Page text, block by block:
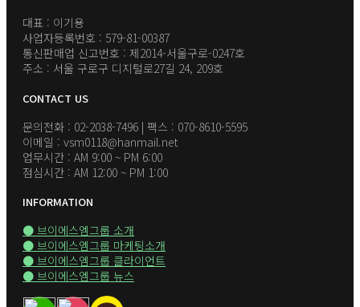
대표 : 이기용
사업자등록번호 : 579-81-00387
통신판매업 신고번호 : 제2014-서울구로-0247호
주소 : 서울 구로구 디지털로27길 24, 209호
CONTACT US
문의전화 : 02-2038-7496 | 팩스 : 070-8610-5595
이메일 : vsm0118@hanmail.net
업무시간 : AM 9:00 ~ PM 6:00
점심시간 : AM 12:00 ~ PM 1:00
INFORMATION
● 브이에스엠그룹 소개
● 브이에스엠그룹 마케팅소개
● 브이에스엠그룹 클라이언트
● 브이에스엠그룹 뉴스